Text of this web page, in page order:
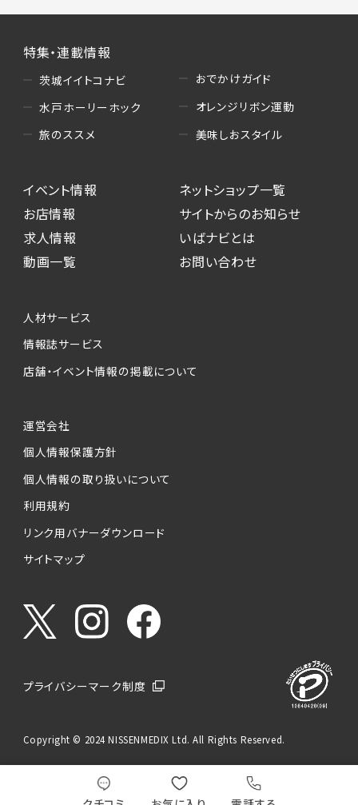
特集・連載情報
茨城イイトコナビ
水戸ホーリーホック
旅のススメ
おでかけガイド
オレンジリボン運動
美味しおスタイル
イベント情報
お店情報
求人情報
動画一覧
ネットショップ一覧
サイトからのお知らせ
いばナビとは
お問い合わせ
人材サービス
情報誌サービス
店舗・イベント情報の掲載について
運営会社
個人情報保護方針
個人情報の取り扱いについて
利用規約
リンク用バナーダウンロード
サイトマップ
プライバシーマーク制度
Copyright © 2024 NISSENMEDIX Ltd. All Rights Reserved.